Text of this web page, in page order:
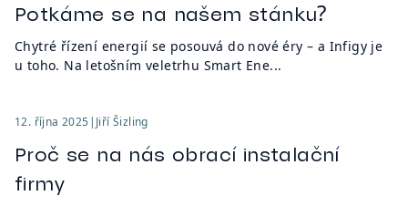
Potkáme se na našem stánku?
Chytré řízení energií se posouvá do nové éry – a Infigy je
u toho. Na letošním veletrhu Smart Ene...
12. října 2025| Jiří Šizling
Proč se na nás obrací instalační
firmy